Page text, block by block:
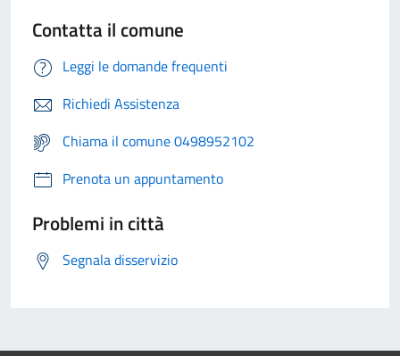
Contatta il comune
Leggi le domande frequenti
Richiedi Assistenza
Chiama il comune 0498952102
Prenota un appuntamento
Problemi in città
Segnala disservizio